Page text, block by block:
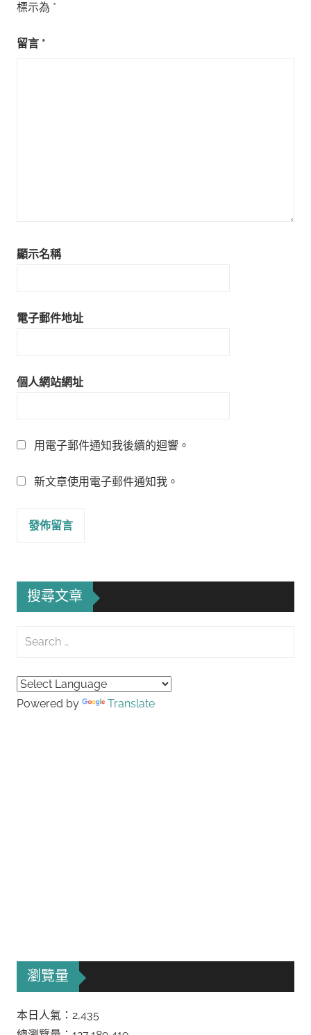
標示為 *
留言 *
顯示名稱
電子郵件地址
個人網站網址
用電子郵件通知我後續的迴響。
新文章使用電子郵件通知我。
搜尋文章
Search
Powered by Translate
瀏覽量
本日人氣：2,435